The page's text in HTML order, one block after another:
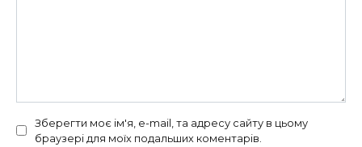
Зберегти моє ім'я, e-mail, та адресу сайту в цьому
браузері для моїх подальших коментарів.